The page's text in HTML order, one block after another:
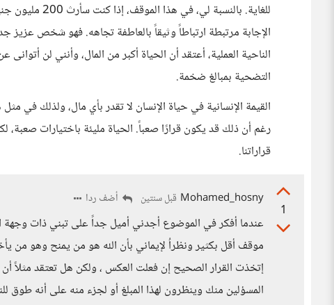
للغاية.
الإجابة مرتبطة ارتباطاً وثيقاً بالعاطفة تجاهه. فهو شخص
الناحية العملية، أعتقد أن الحياة أكبر من المال، وأنني لن
التضحية بمبالغ ضخمة.
القيمة الإنسانية في حياة الإنسان لا تقدر بأي مال، ولذلك في
رغم أن ذلك قد يكون قرارًا صعباً. الحياة مليئة باختيارات صعبة،
قراراتنا.
1
Mohamed_hosny قبل سنتين أضف ردا
عندما أفكر في الموضوع أجدني أميل جداً على تبني ذات وجهة
موقف أقل بكثير ونظراُ لإيماني بأن الله هو من يمنح وهو
إتخذت القرار الصحيح إن فعلت العكس ، ولكن هل تعتقد
المسؤلين منك وينظرون لهذا المبلغ أو لجزء منه على أنه طوق